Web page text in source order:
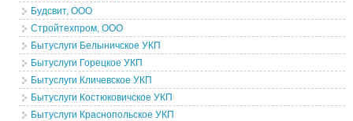
Будсвит, ООО
Стройтехпром, ООО
Бытуслуги Белыничское УКП
Бытуслуги Горецкое УКП
Бытуслуги Кличевское УКП
Бытуслуги Костюковичское УКП
Бытуслуги Краснопольское УКП